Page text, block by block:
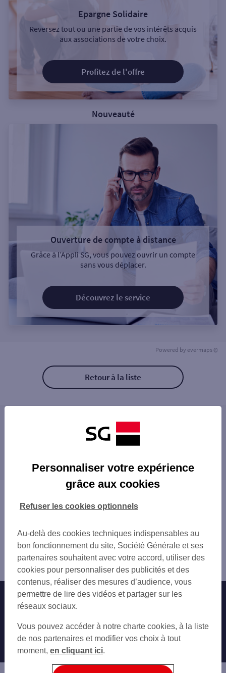
Epargne Solidaire
Reversez tout ou une partie de vos intérêts acquis
aux associations de votre choix.
Profitez de l'offre
Nouveauté
Ouverture de compte à distance
Grâce à l’Appli SG, vous pouvez ouvrir un compte
sans vous déplacer.
Découvrez le service
Powered by evermaps ©
Retour à la liste
Les distributeurs/automates à proximité
CHARTRES 7 ET 9 PL DES EPARS
CHARTRES CINEMA ENFANTS DU PARADIS
CHARTRES LA MADELEINE
MAINTENON 24 RUE COLLIN D HARLEVILL
GALLARDON 7 RUE DE LA PORTE DE CHAR
LES VILLAGES VOVEENS 11 RUE DE VERD
EPERNON 13 RUE BOURGEOISE
proximité
Vous êtes ici : Accueil
Trouver une agence bancaire
Eure-et-Loir
Mainvilliers
Distributeur/automate MAINVILLIERS 167 RUE DE LA
REPUBLIQ
Nos engagements Nous contacter
Autres sites SG
Professionnels
Entreprises
Personnaliser votre expérience
grâce aux cookies
Au-delà des cookies techniques indispensables au
bon fonctionnement du site, Société Générale et ses
partenaires souhaitent avec votre accord, utiliser des
cookies pour personnaliser des publicités et des
contenus, réaliser des mesures d’audience, vous
permettre de lire des vidéos et partager sur les
réseaux sociaux.
Vous pouvez accéder à notre charte cookies, à la liste
de nos partenaires et modifier vos choix à tout
moment, en cliquant ici.
Refuser les cookies optionnels